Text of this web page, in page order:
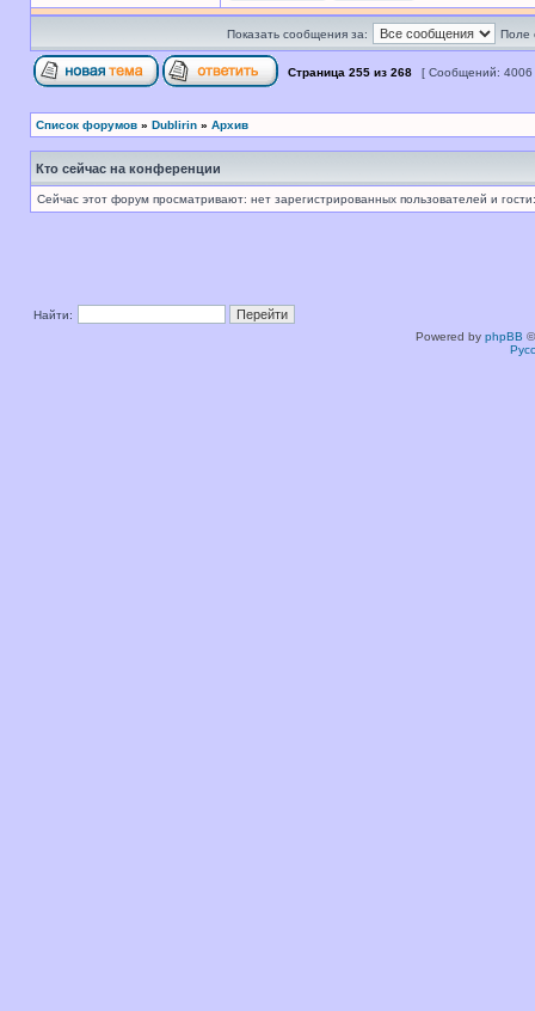
Показать сообщения за: Поле
Страница 255 из 268 [ Сообщений:
Список форумов » Dublirin » Архив
Кто сейчас на конференции
Сейчас этот форум просматривают: нет зарегистрированных пользователей и
Найти:
Powered by phpBB